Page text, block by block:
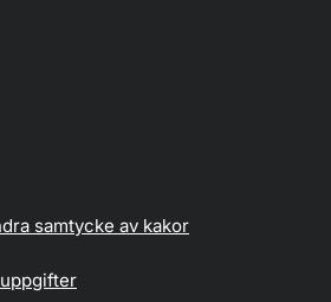
samtycke av kakor